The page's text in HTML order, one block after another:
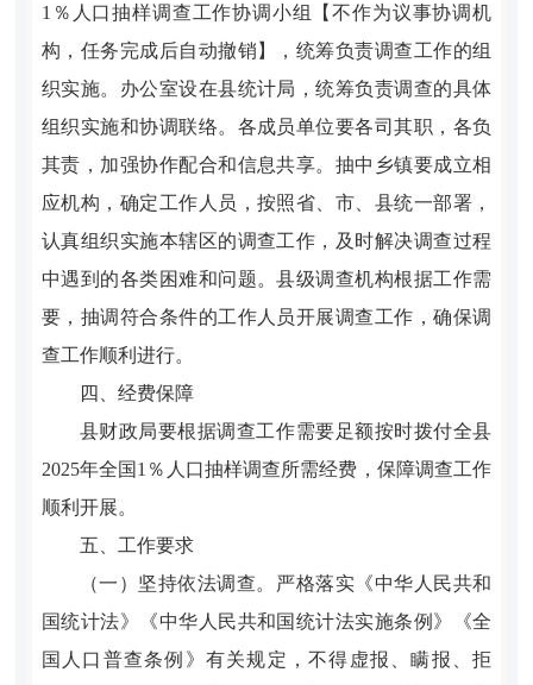
1 ％人口抽样调查工作协调小组 【不作为议事协调机
构，任务完成后自动撤销 】 ，统筹负责调查工作的组
织实施。办公室设在县统计局，统筹负责调查的具体
组织实施和协调联络。各成员单位要各司其职，各负
其责，加强协作配合和信息共享。 抽中 乡镇要成立相
应机构， 确定工作人员，按照省、市 、县统一部署，
认真组织实施本辖区的调查工作，及时解决调查过程
中遇到的各类困难和问题。县级调查机构根据工作需
要，抽调符合条件的工作人员开展调查工作，确保调
查工作顺利进行。
四、经费保障
县财政局要根据调查工作需要足额按时拨付全县
2025年全国 1 ％人口抽样调查所需经费，保障调查工作
顺利开展。
五、工作要求
（一）坚持依法调查。 严格落实《中华人民共和
国统计法》《中华人民共和国统计法实施条例》《全
国人口普查条例》有关规定，不得虚报、瞒报、拒